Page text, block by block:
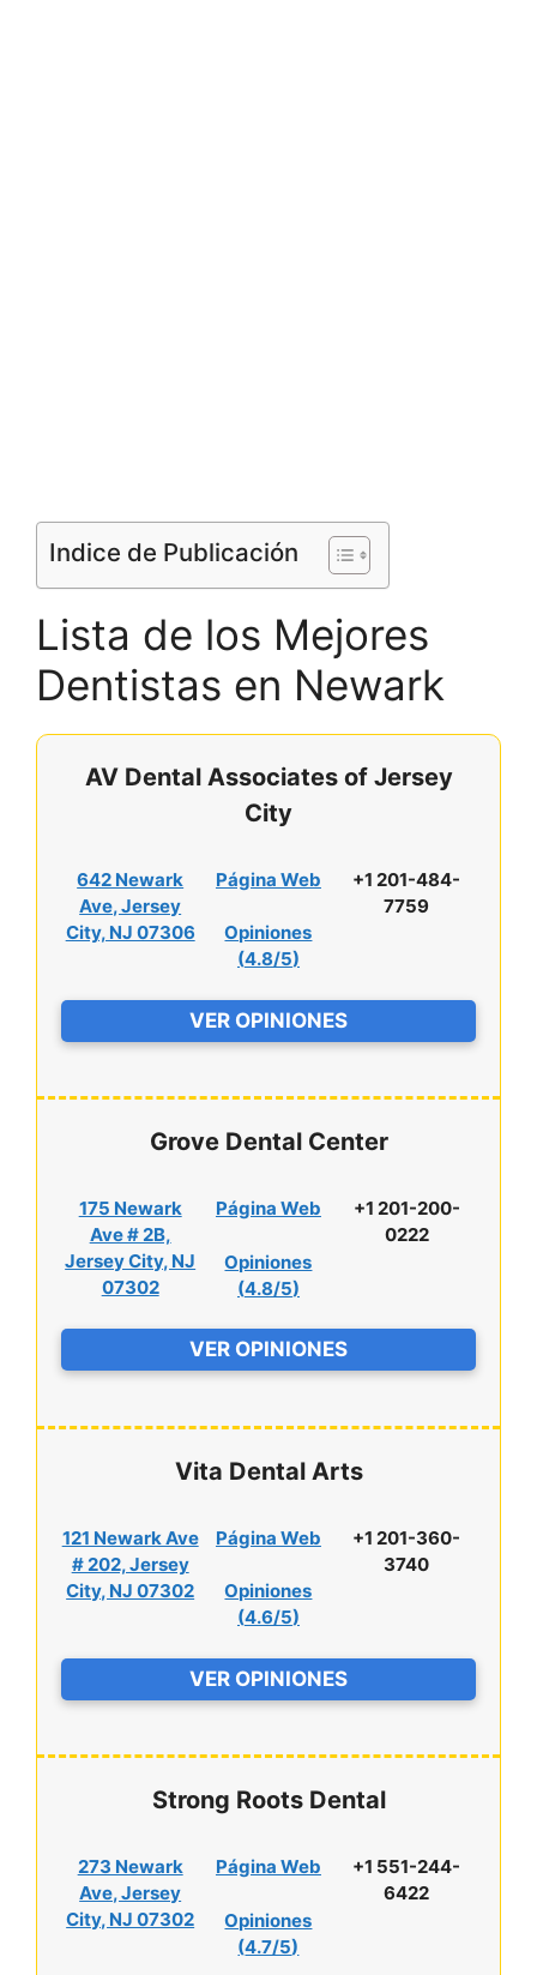
Indice de Publicación
Lista de los Mejores
Dentistas en Newark
AV Dental Associates of Jersey
City
642 Newark
Ave, Jersey
City, NJ 07306
Página Web
Opiniones
(4.8/5)
+1 201-484-
7759
VER OPINIONES
Grove Dental Center
175 Newark
Ave # 2B,
Jersey City, NJ
07302
Página Web
Opiniones
(4.8/5)
+1 201-200-
0222
VER OPINIONES
Vita Dental Arts
121 Newark Ave
# 202, Jersey
City, NJ 07302
Página Web
Opiniones
(4.6/5)
+1 201-360-
3740
VER OPINIONES
Strong Roots Dental
273 Newark
Ave, Jersey
City, NJ 07302
Página Web
Opiniones
(4.7/5)
+1 551-244-
6422